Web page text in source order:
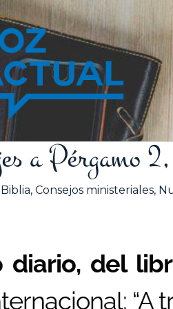
a Pérgamo
, Consejos ministeriales,
diario, del
“A